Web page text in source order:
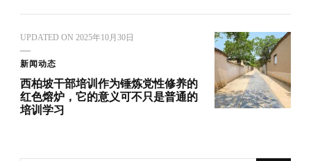
UPDATED ON 2025年10月30日
新闻动态
西柏坡干部培训作为锤炼党性修养的
红色熔炉，它的意义可不只是普通的
培训学习